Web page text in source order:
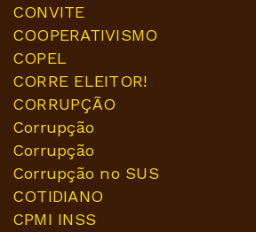
CONVITE
COOPERATIVISMO
COPEL
CORRE ELEITOR!
CORRUPÇÃO
Corrupção
Corrupção
Corrupção no SUS
COTIDIANO
CPMI INSS